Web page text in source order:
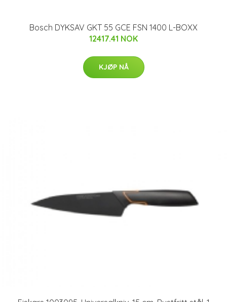
Bosch DYKSAV GKT 55 GCE FSN 1400 L-BOXX
12417.41 NOK
KJØP NÅ